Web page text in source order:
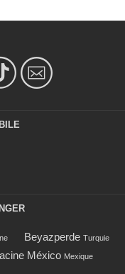
Beyazperde Turquie
México Mexique